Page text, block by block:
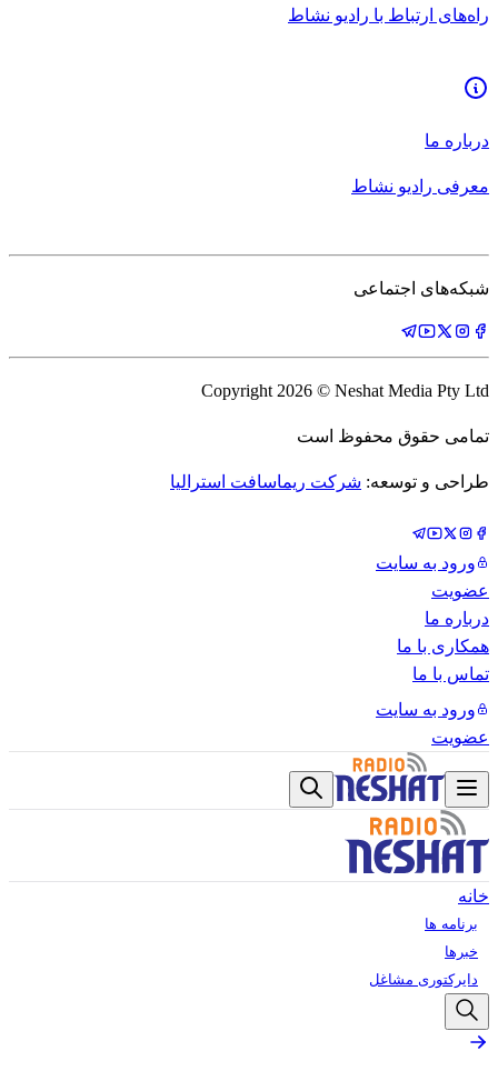
راه‌های ارتباط با رادیو نشاط
درباره ما
معرفی رادیو نشاط
شبکه‌های اجتماعی
Copyright 2026 © Neshat Media Pty Ltd
تمامی حقوق محفوظ است
طراحی و توسعه: شرکت ریماسافت استرالیا
ورود به سایت
عضویت
درباره ما
همکاری با ما
تماس با ما
ورود به سایت
عضویت
خانه
برنامه ها
خبرها
دایرکتوری مشاغل